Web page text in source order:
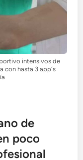
intensivos de
con hasta 3 app´s
de
poco